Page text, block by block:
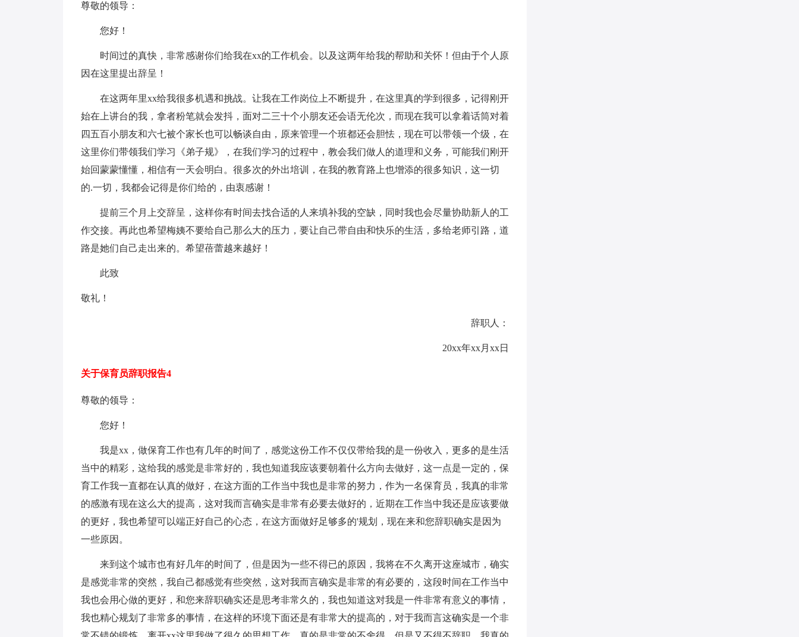
尊敬的领导：
您好！
时间过的真快，非常感谢你们给我在xx的工作机会。以及这两年给我的帮助和关怀！但由于个人原
因在这里提出辞呈！
在这两年里xx给我很多机遇和挑战。让我在工作岗位上不断提升，在这里真的学到很多，记得刚开
始在上讲台的我，拿者粉笔就会发抖，面对二三十个小朋友还会语无伦次，而现在我可以拿着话筒对着
四五百小朋友和六七被个家长也可以畅谈自由，原来管理一个班都还会胆怯，现在可以带领一个级，在
这里你们带领我们学习《弟子规》，在我们学习的过程中，教会我们做人的道理和义务，可能我们刚开
始回蒙蒙懂懂，相信有一天会明白。很多次的外出培训，在我的教育路上也增添的很多知识，这一切
的.一切，我都会记得是你们给的，由衷感谢！
提前三个月上交辞呈，这样你有时间去找合适的人来填补我的空缺，同时我也会尽量协助新人的工
作交接。再此也希望梅姨不要给自己那么大的压力，要让自己带自由和快乐的生活，多给老师引路，道
路是她们自己走出来的。希望蓓蕾越来越好！
此致
敬礼！
辞职人：
20xx年xx月xx日
关于保育员辞职报告4
尊敬的领导：
您好！
我是xx，做保育工作也有几年的时间了，感觉这份工作不仅仅带给我的是一份收入，更多的是生活
当中的精彩，这给我的感觉是非常好的，我也知道我应该要朝着什么方向去做好，这一点是一定的，保
育工作我一直都在认真的做好，在这方面的工作当中我也是非常的努力，作为一名保育员，我真的非常
的感激有现在这么大的提高，这对我而言确实是非常有必要去做好的，近期在工作当中我还是应该要做
的更好，我也希望可以端正好自己的心态，在这方面做好足够多的'规划，现在来和您辞职确实是因为
一些原因。
来到这个城市也有好几年的时间了，但是因为一些不得已的原因，我将在不久离开这座城市，确实
是感觉非常的突然，我自己都感觉有些突然，这对我而言确实是非常的有必要的，这段时间在工作当中
我也会用心做的更好，和您来辞职确实还是思考非常久的，我也知道这对我是一件非常有意义的事情，
我也精心规划了非常多的事情，在这样的环境下面还是有非常大的提高的，对于我而言这确实是一个非